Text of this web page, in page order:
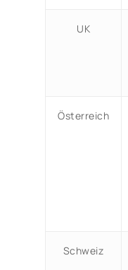
UK
Österreich
Schweiz